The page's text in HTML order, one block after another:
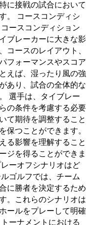
に接戦の試合において
。 コースコンディシ
ースコンディション
ブレーカーに大きな影
ースのレイアウト、
フォーマンスやスコア
えば、湿ったり風の強
あり、試合の全体的な
選手は、タイブレー
の条件を考慮する必要
て期待を調整すること
保つことができます。
る影響を理解すること
ジを得ることができま
ーオフシナリオはど
ゴルフでは、チーム
に勝者を決定するため
。これらのシナリオは
ールをプレーして明確
ーナメントにおける